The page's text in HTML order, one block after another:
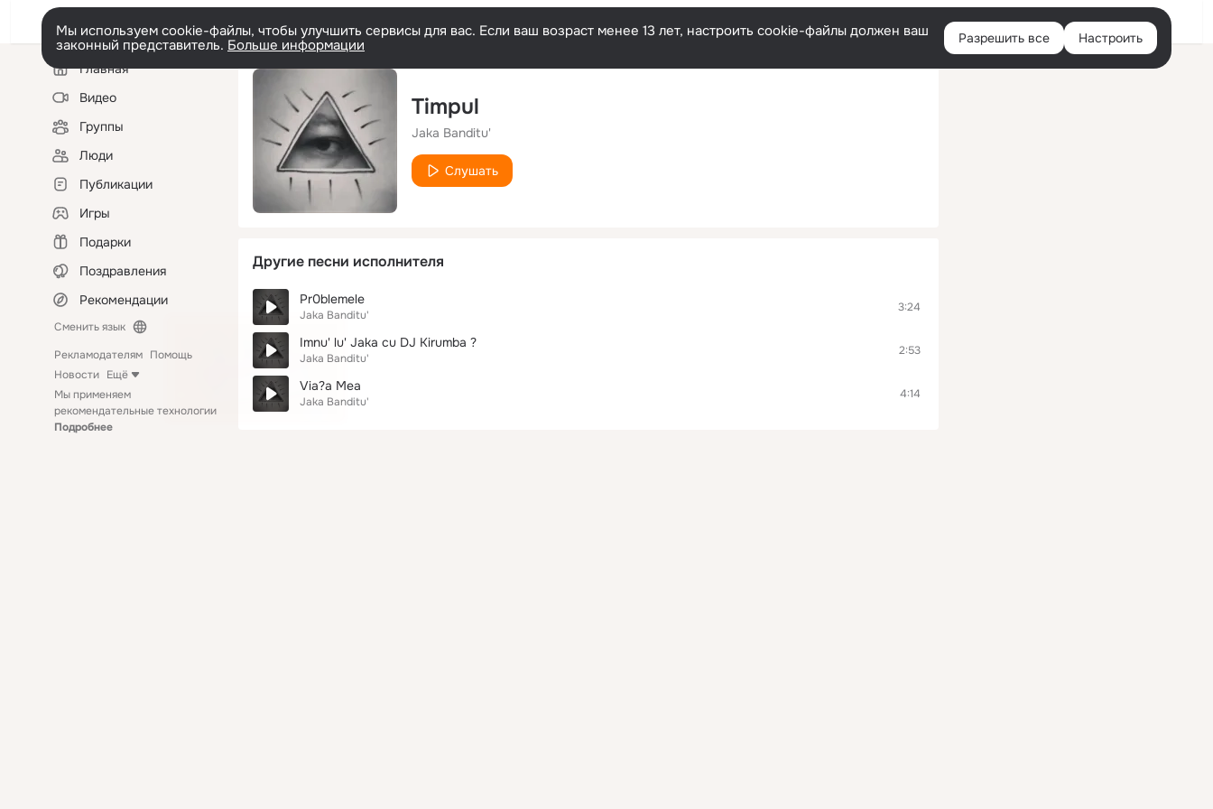
Войти
Мы используем cookie-файлы, чтобы улучшить сервисы для вас. Если ваш возраст менее 13 лет, настроить cookie-файлы должен ваш
законный представитель. Больше информации Разрешить все Настроить
Левая
колонкаГлавная
Видео
Группы
Люди
Публикации
Игры
Подарки
Поздравления
Рекомендации
Сменить язык
Рекламодателям Помощь
Новости Ещё
Мы применяем
рекомендательные технологии
Подробнее
Timpul
Jaka Banditu'
Слушать
Другие песни исполнителя
Pr0blemele
Jaka Banditu'
3:24
Imnu' lu' Jaka cu DJ Kirumba ?
Jaka Banditu'
2:53
Via?a Mea
Jaka Banditu'
4:14